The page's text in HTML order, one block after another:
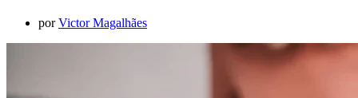
porVictor Magalhães